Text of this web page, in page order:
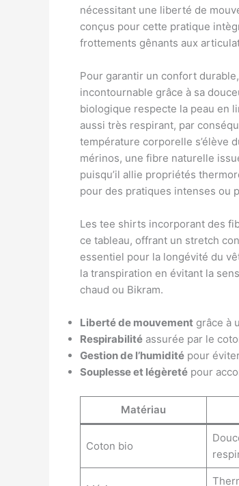
nécessitant une liberté de
conçus pour cette pratique
frottements gênants aux
Pour garantir un confort
incontournable grâce à sa
biologique respecte la peau en
aussi très respirant, par
température corporelle s’élève
mérinos, une fibre naturelle
puisqu’il allie propriétés
pour des pratiques intenses ou
Les tee shirts incorporant des
ce tableau, offrant un stretch
essentiel pour la longévité du
la transpiration en évitant la
chaud ou Bikram.
Liberté de mouvement grâce à
Respirabilité assurée par le
Gestion de l’humidité pour
Souplesse et légèreté pour
Matériau
Coton bio